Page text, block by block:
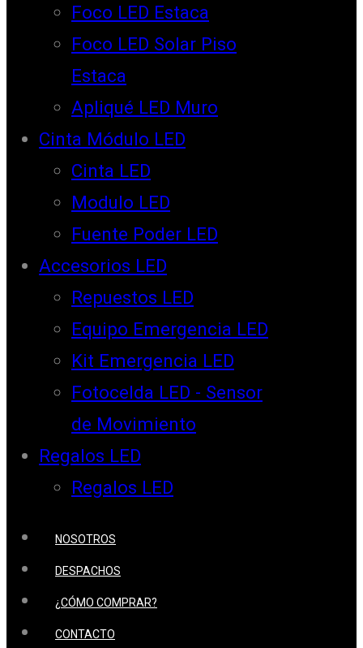
Foco LED Estaca
Foco LED Solar Piso
Estaca
Apliqué LED Muro
Cinta Módulo LED
Cinta LED
Modulo LED
Fuente Poder LED
Accesorios LED
Repuestos LED
Equipo Emergencia LED
Kit Emergencia LED
Fotocelda LED - Sensor
de Movimiento
Regalos LED
Regalos LED
NOSOTROS
DESPACHOS
¿CÓMO COMPRAR?
CONTACTO